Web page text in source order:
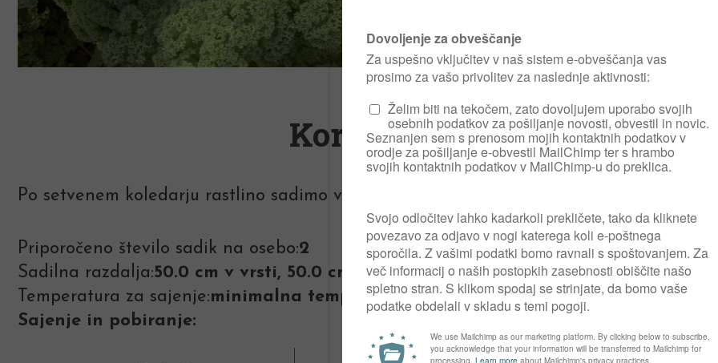
Koristni napotki za nego
Po setvenem koledarju rastlino sadimo v dneh, ugodnih za: list list.
Priporočeno število sadik na osebo:2
Sadilna razdalja:50.0 cm v vrsti, 50.0 cm med vrstama
Temperatura za sajenje:minimalna temperatura: 5 °C, optimalna temperatura: 20 °C
Sajenje in pobiranje: